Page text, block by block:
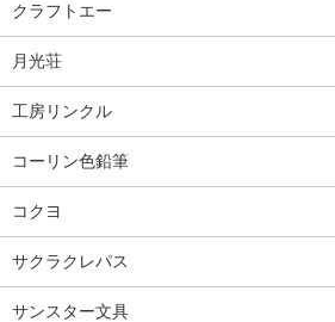
クラフトエー
月光荘
工房リンクル
コーリン色鉛筆
コクヨ
サクラクレパス
サンスター文具